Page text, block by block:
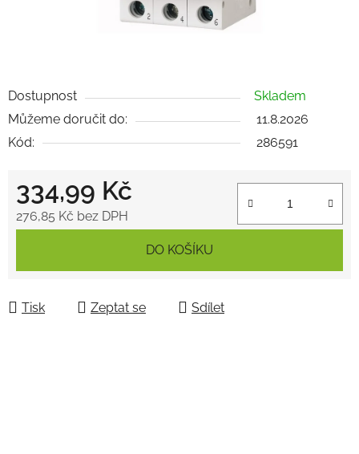
Dostupnost
Skladem
Můžeme doručit do:
11.8.2026
Kód:
286591
334,99 Kč
276,85 Kč bez DPH
DO KOŠÍKU
Tisk Zeptat se Sdílet